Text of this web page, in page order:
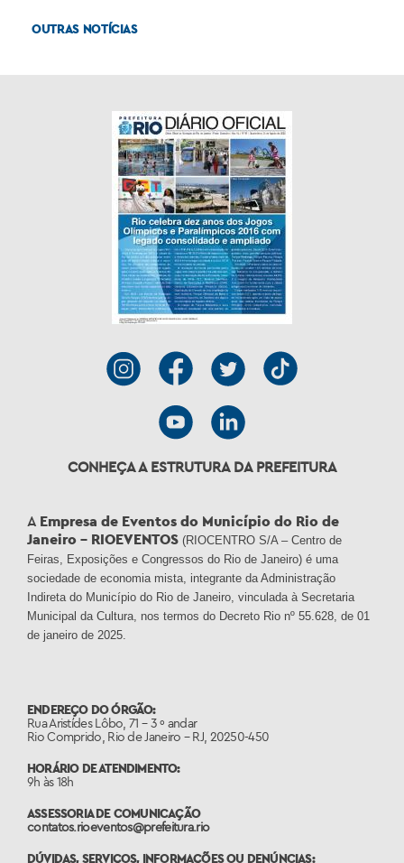
OUTRAS NOTÍCIAS
CONHEÇA A ESTRUTURA DA PREFEITURA
A Empresa de Eventos do Município do Rio de
Janeiro – RIOEVENTOS (RIOCENTRO S/A – Centro de
Feiras, Exposições e Congressos do Rio de Janeiro) é uma
sociedade de economia mista, integrante da Administração
Indireta do Município do Rio de Janeiro, vinculada à Secretaria
Municipal da Cultura, nos termos do Decreto Rio nº 55.628, de 01
de janeiro de 2025.
ENDEREÇO DO ÓRGÃO:
Rua Aristídes Lôbo, 71 – 3 º andar
Rio Comprido, Rio de Janeiro – RJ, 20250-450
HORÁRIO DE ATENDIMENTO:
9h às 18h
ASSESSORIA DE COMUNICAÇÃO
contatos.rioeventos@prefeitura.rio
DÚVIDAS, SERVIÇOS, INFORMAÇÕES OU DENÚNCIAS: